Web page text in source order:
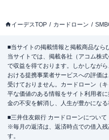
イーデスTOP カードローン
■当サイトの掲載情報と掲載商品なら
当サイトでは、掲載各社（アコム株
で収益を得ております。しかしなが
おける提携事業者サービスへの評価
受けておりません。カードローン（
平な価値のある情報をサイト利用者
金の不安を解消し、人生が豊かにな
■三井住友銀行 カードローンについて
※毎月の返済は、返済時点での借入
す。